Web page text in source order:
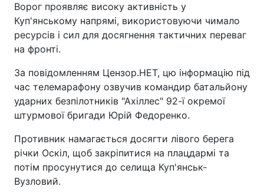
Ворог проявляє високу активність у
Куп'янському напрямі, використовуючи чимало
ресурсів і сил для досягнення тактичних переваг
на фронті.
За повідомленням Цензор.НЕТ, цю інформацію під
час телемарафону озвучив командир батальйону
ударних безпілотників "Ахіллес" 92-ї окремої
штурмової бригади Юрій Федоренко.
Противник намагається досягти лівого берега
річки Оскіл, щоб закріпитися на плацдармі та
потім просунутися до селища Куп'янськ-
Вузловий.